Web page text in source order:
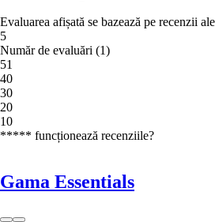
Evaluarea afișată se bazează pe recenzii
5
Număr de evaluări (1)
51
40
30
20
10
***** funcționează recenziile?
Gama Essentials